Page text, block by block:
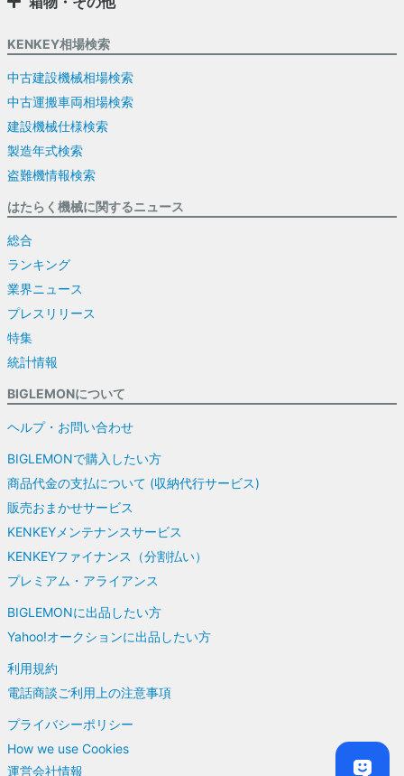
KENKEY相場検索
中古建設機械相場検索
中古運搬車両相場検索
建設機械仕様検索
製造年式検索
盗難機情報検索
はたらく機械に関するニュース
総合
ランキング
業界ニュース
プレスリリース
特集
統計情報
BIGLEMONについて
ヘルプ・お問い合わせ
BIGLEMONで購入したい方
商品代金の支払について (収納代行サービス)
販売おまかせサービス
KENKEYメンテナンスサービス
KENKEYファイナンス（分割払い）
プレミアム・アライアンス
BIGLEMONに出品したい方
Yahoo!オークションに出品したい方
利用規約
電話商談ご利用上の注意事項
プライバシーポリシー
How we use Cookies
運営会社情報